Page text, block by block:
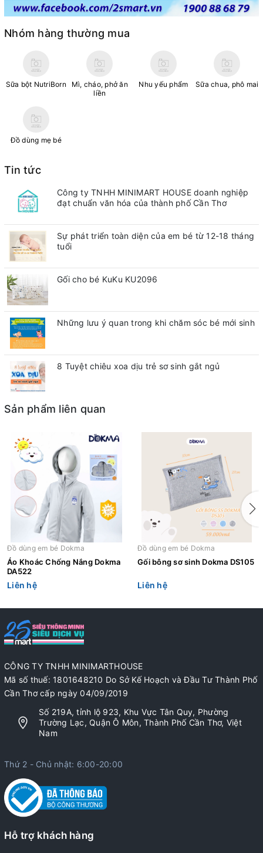
Nhóm hàng thường mua
Sữa bột NutriBorn
Mì, cháo, phở ăn
liền
Nhu yếu phẩm Sữa chua, phô mai
Đồ dùng mẹ bé
Tin tức
Công ty TNHH MINIMART HOUSE doanh nghiệp
đạt chuẩn văn hóa của thành phố Cần Thơ
Sự phát triển toàn diện của em bé từ 12-18 tháng
tuổi
Gối cho bé KuKu KU2096
Những lưu ý quan trong khi chăm sóc bé mới sinh
8 Tuyệt chiêu xoa dịu trẻ sơ sinh gắt ngủ
Sản phẩm liên quan
Đồ dùng em bé Dokma
Áo Khoác Chống Nắng Dokma
DA522
Liên hệ
Đồ dùng em bé Dokma
Gối bông sơ sinh Dokma DS105
Liên hệ
CÔNG TY TNHH MINIMARTHOUSE
Mã số thuế: 1801648210 Do Sở Kế Hoạch và Đầu Tư Thành Phố
Cần Thơ cấp ngày 04/09/2019
Số 219A, tỉnh lộ 923, Khu Vực Tân Quy, Phường
Trường Lạc, Quận Ô Môn, Thành Phố Cần Thơ, Việt
Nam
Thứ 2 - Chủ nhật: 6:00-20:00
Hỗ trợ khách hàng